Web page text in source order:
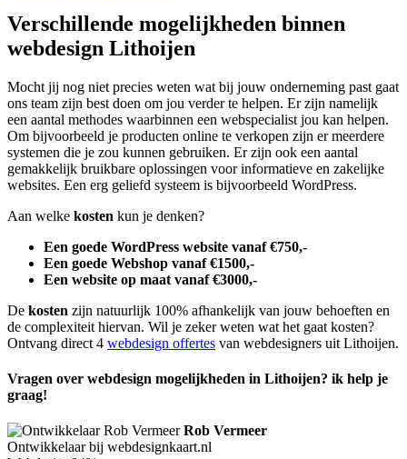
Verschillende mogelijkheden binnen
webdesign Lithoijen
Mocht jij nog niet precies weten wat bij jouw onderneming past gaat
ons team zijn best doen om jou verder te helpen. Er zijn namelijk
een aantal methodes waarbinnen een webspecialist jou kan helpen.
Om bijvoorbeeld je producten online te verkopen zijn er meerdere
systemen die je zou kunnen gebruiken. Er zijn ook een aantal
gemakkelijk bruikbare oplossingen voor informatieve en zakelijke
websites. Een erg geliefd systeem is bijvoorbeeld WordPress.
Aan welke kosten kun je denken?
Een goede WordPress website vanaf €750,-
Een goede Webshop vanaf €1500,-
Een website op maat vanaf €3000,-
De kosten zijn natuurlijk 100% afhankelijk van jouw behoeften en
de complexiteit hiervan. Wil je zeker weten wat het gaat kosten?
Ontvang direct 4 webdesign offertes van webdesigners uit Lithoijen.
Vragen over webdesign mogelijkheden in Lithoijen? ik help je
graag!
Rob Vermeer
Ontwikkelaar bij webdesignkaart.nl